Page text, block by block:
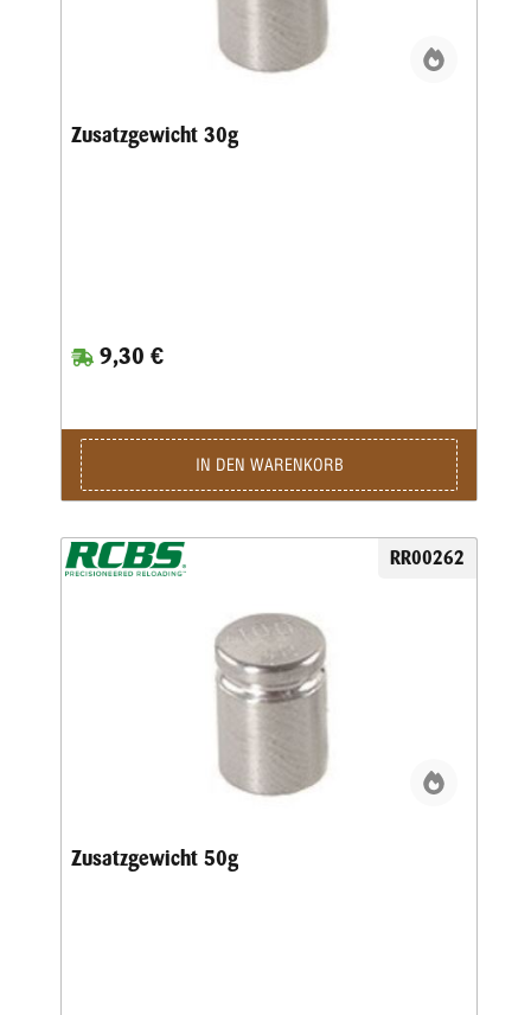
Zusatzgewicht 30g
9,30 €
IN DEN WARENKORB
RR00262
Zusatzgewicht 50g